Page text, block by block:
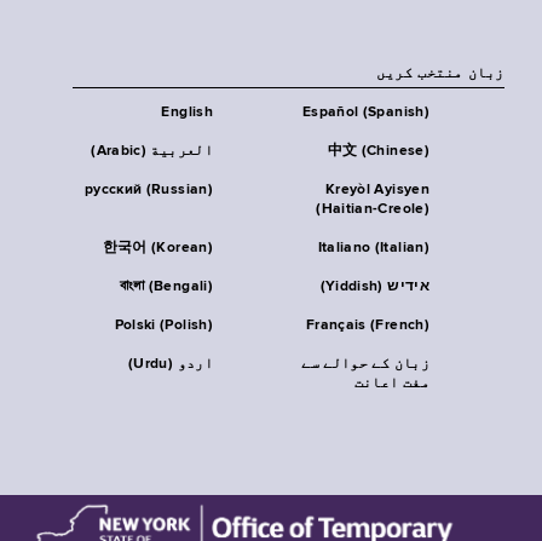
زبان منتخب کریں
English Español (Spanish)
العربية (Arabic) 中文 (Chinese)
русский (Russian)
Kreyòl Ayisyen
(Haitian-Creole)
한국어 (Korean) Italiano (Italian)
বাংলা (Bengali) אידיש (Yiddish)
Polski (Polish) Français (French)
اردو (Urdu)
زبان کے حوالے سے
مفت اعانت